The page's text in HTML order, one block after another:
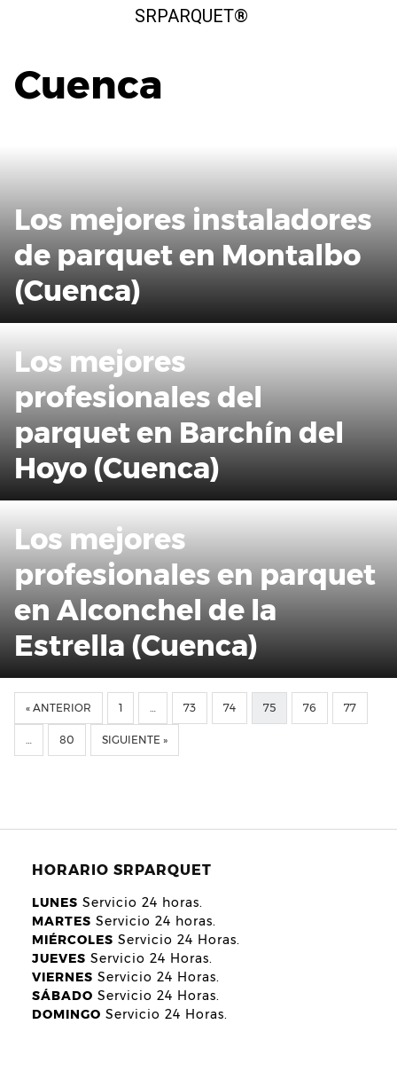
SRPARQUET®
Cuenca
Los mejores instaladores
de parquet en Montalbo
(Cuenca)
Los mejores
profesionales del
parquet en Barchín del
Hoyo (Cuenca)
Los mejores
profesionales en parquet
en Alconchel de la
Estrella (Cuenca)
« ANTERIOR 1 … 73 74 75 76 77
… 80 SIGUIENTE »
HORARIO SRPARQUET
LUNES Servicio 24 horas.
MARTES Servicio 24 horas.
MIÉRCOLES Servicio 24 Horas.
JUEVES Servicio 24 Horas.
VIERNES Servicio 24 Horas.
SÁBADO Servicio 24 Horas.
DOMINGO Servicio 24 Horas.